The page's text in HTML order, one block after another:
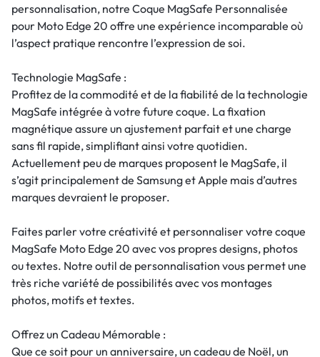
personnalisation, notre Coque MagSafe Personnalisée
pour Moto Edge 20 offre une expérience incomparable où
l’aspect pratique rencontre l’expression de soi.
Technologie MagSafe :
Profitez de la commodité et de la fiabilité de la technologie
MagSafe intégrée à votre future coque. La fixation
magnétique assure un ajustement parfait et une charge
sans fil rapide, simplifiant ainsi votre quotidien.
Actuellement peu de marques proposent le MagSafe, il
s’agit principalement de Samsung et Apple mais d’autres
marques devraient le proposer.
Faites parler votre créativité et personnaliser votre coque
MagSafe Moto Edge 20 avec vos propres designs, photos
ou textes. Notre outil de personnalisation vous permet une
très riche variété de possibilités avec vos montages
photos, motifs et textes.
Offrez un Cadeau Mémorable :
Que ce soit pour un anniversaire, un cadeau de Noël, un